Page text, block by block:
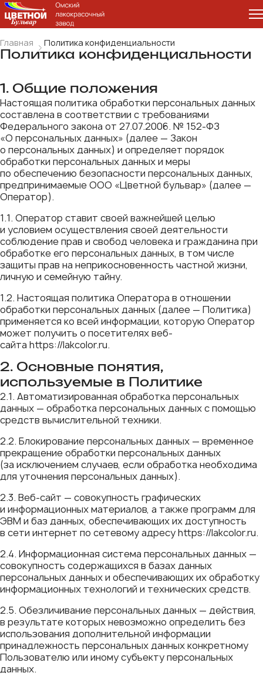
Главная Политика конфиденциальности
Политика конфиденциальности
1. Общие положения
Настоящая политика обработки персональных данных
составлена в соответствии с требованиями
Федерального закона от 27.07.2006. № 152-ФЗ
«О персональных данных» (далее — Закон
о персональных данных) и определяет порядок
обработки персональных данных и меры
по обеспечению безопасности персональных данных,
предпринимаемые ООО «Цветной бульвар» (далее —
Оператор).
1.1. Оператор ставит своей важнейшей целью
и условием осуществления своей деятельности
соблюдение прав и свобод человека и гражданина при
обработке его персональных данных, в том числе
защиты прав на неприкосновенность частной жизни,
личную и семейную тайну.
1.2. Настоящая политика Оператора в отношении
обработки персональных данных (далее — Политика)
применяется ко всей информации, которую Оператор
может получить о посетителях веб-
сайта https://lakcolor.ru.
2. Основные понятия,
используемые в Политике
2.1. Автоматизированная обработка персональных
данных — обработка персональных данных с помощью
средств вычислительной техники.
2.2. Блокирование персональных данных — временное
прекращение обработки персональных данных
(за исключением случаев, если обработка необходима
для уточнения персональных данных).
2.3. Веб-сайт — совокупность графических
и информационных материалов, а также программ для
ЭВМ и баз данных, обеспечивающих их доступность
в сети интернет по сетевому адресу https://lakcolor.ru.
2.4. Информационная система персональных данных —
совокупность содержащихся в базах данных
персональных данных и обеспечивающих их обработку
информационных технологий и технических средств.
2.5. Обезличивание персональных данных — действия,
в результате которых невозможно определить без
использования дополнительной информации
принадлежность персональных данных конкретному
Пользователю или иному субъекту персональных
данных.